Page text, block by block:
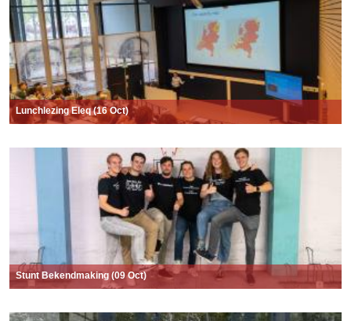
Lunchlezing Eleq (16 Oct)
Stunt Bekendmaking (09 Oct)